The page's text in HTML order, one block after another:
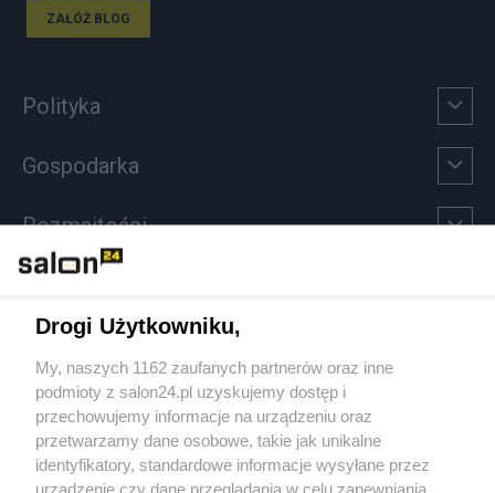
ZAŁÓŻ BLOG
Polityka
Gospodarka
Rozmaitości
Sport
Społeczeństwo
Kultura
Drogi Użytkowniku,
My, naszych 1162 zaufanych partnerów oraz inne
podmioty z salon24.pl uzyskujemy dostęp i
przechowujemy informacje na urządzeniu oraz
przetwarzamy dane osobowe, takie jak unikalne
identyfikatory, standardowe informacje wysyłane przez
urządzenie czy dane przeglądania w celu zapewniania